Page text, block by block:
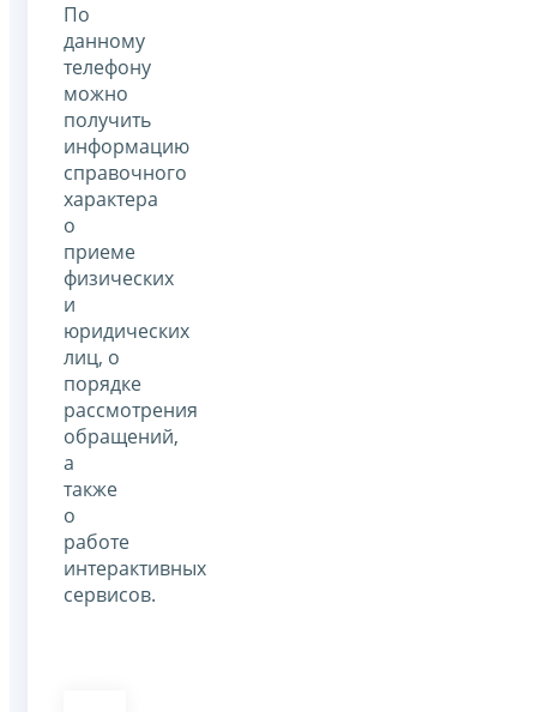
По
данному
телефону
можно
получить
информацию
справочного
характера
о
приеме
физических
и
юридических
лиц, о
порядке
рассмотрения
обращений,
а
также
о
работе
интерактивных
сервисов.